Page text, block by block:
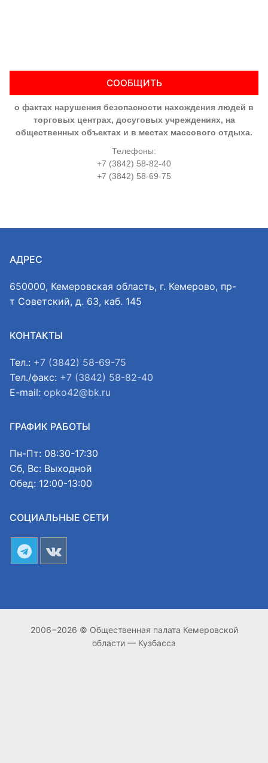
СООБЩИТЬ
о фактах нарушения безопасности нахождения людей в
торговых центрах, досуговых учреждениях, на
общественных объектах и в местах массового отдыха.
Телефоны:
+7 (3842) 58-82-40
+7 (3842) 58-69-75
АДРЕС
650000, Кемеровская область, г. Кемерово, пр-
т Советский, д. 63, каб. 145
КОНТАКТЫ
Тел.: +7 (3842) 58-69-75
Тел./факс: +7 (3842) 58-82-40
E-mail: opko42@bk.ru
ГРАФИК РАБОТЫ
Пн-Пт: 08:30-17:30
Сб, Вс: Выходной
Обед: 12:00-13:00
СОЦИАЛЬНЫЕ СЕТИ
2006−2026 © Общественная палата Кемеровской
области — Кузбасса